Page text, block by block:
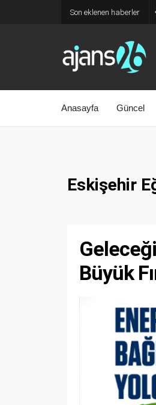
Son eklenen haberler
Anasayfa Güncel
Eskişehir
Büyük